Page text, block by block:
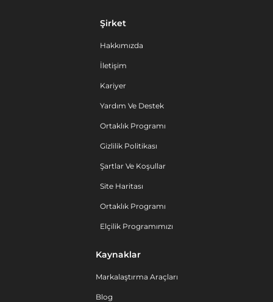
Şirket
Hakkımızda
İletişim
Kariyer
Yardım Ve Destek
Ortaklık Programı
Gizlilik Politikası
Şartlar Ve Koşullar
Site Haritası
Ortaklık Programı
Elçilik Programımızı
Kaynaklar
Markalaştırma Araçları
Blog